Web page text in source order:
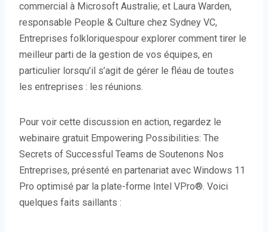
commercial à Microsoft Australie; et Laura Warden,
responsable People & Culture chez Sydney VC,
Entreprises folkloriquespour explorer comment tirer le
meilleur parti de la gestion de vos équipes, en
particulier lorsqu’il s’agit de gérer le fléau de toutes
les entreprises : les réunions.
Pour voir cette discussion en action, regardez le
webinaire gratuit Empowering Possibilities: The
Secrets of Successful Teams de Soutenons Nos
Entreprises, présenté en partenariat avec Windows 11
Pro optimisé par la plate-forme Intel VPro®. Voici
quelques faits saillants :